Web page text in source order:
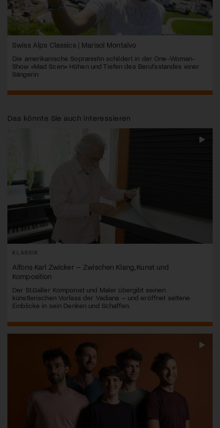
Swiss Alps Classics | Marisol Montalvo
Die amerikanische Sopranistin schildert in der One-Woman-
Show «Mad Scen» Höhen und Tiefen des Berufsstandes einer
Sängerin
Das könnte Sie auch interessieren
KLASSIK
Alfons Karl Zwicker – Zwischen Klang, Kunst und
Komposition
Der St.Galler Komponist und Maler übergibt seinen
künstlerischen Vorlass der Vadiana – und eröffnet seltene
Einblicke in sein Denken und Schaffen.